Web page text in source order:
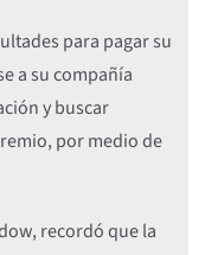
para pagar su
a su compañía
y buscar
por medio de
recordó que la